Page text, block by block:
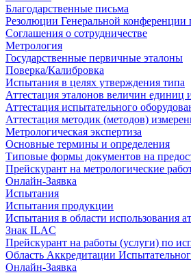
Благодарственные письма
Резолюции Генеральной конференции
Соглашения о сотрудничестве
Метрология
Государственные первичные эталоны
Поверка/Калибровка
Испытания в целях утверждения типа
Аттестация эталонов величин единиц
Аттестация испытательного
Аттестация методик (методов)
Метрологическая экспертиза
Основные термины и определения
Типовые формы документов на
Прейскурант на метрологические
Онлайн-Заявка
Испытания
Испытания продукции
Испытания в области использования
Знак ILAC
Прейскурант на работы (услуги) по
Область Аккредитации
Онлайн-Заявка